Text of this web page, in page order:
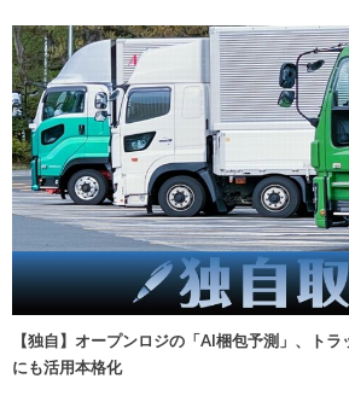
【独自】オープンロジの「AI梱包予測」、ト
にも活用本格化